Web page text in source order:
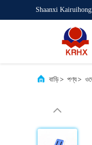
Shaanxi
বাড়ি> পণ্য>